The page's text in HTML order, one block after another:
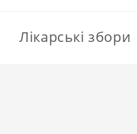
Лікарські збори